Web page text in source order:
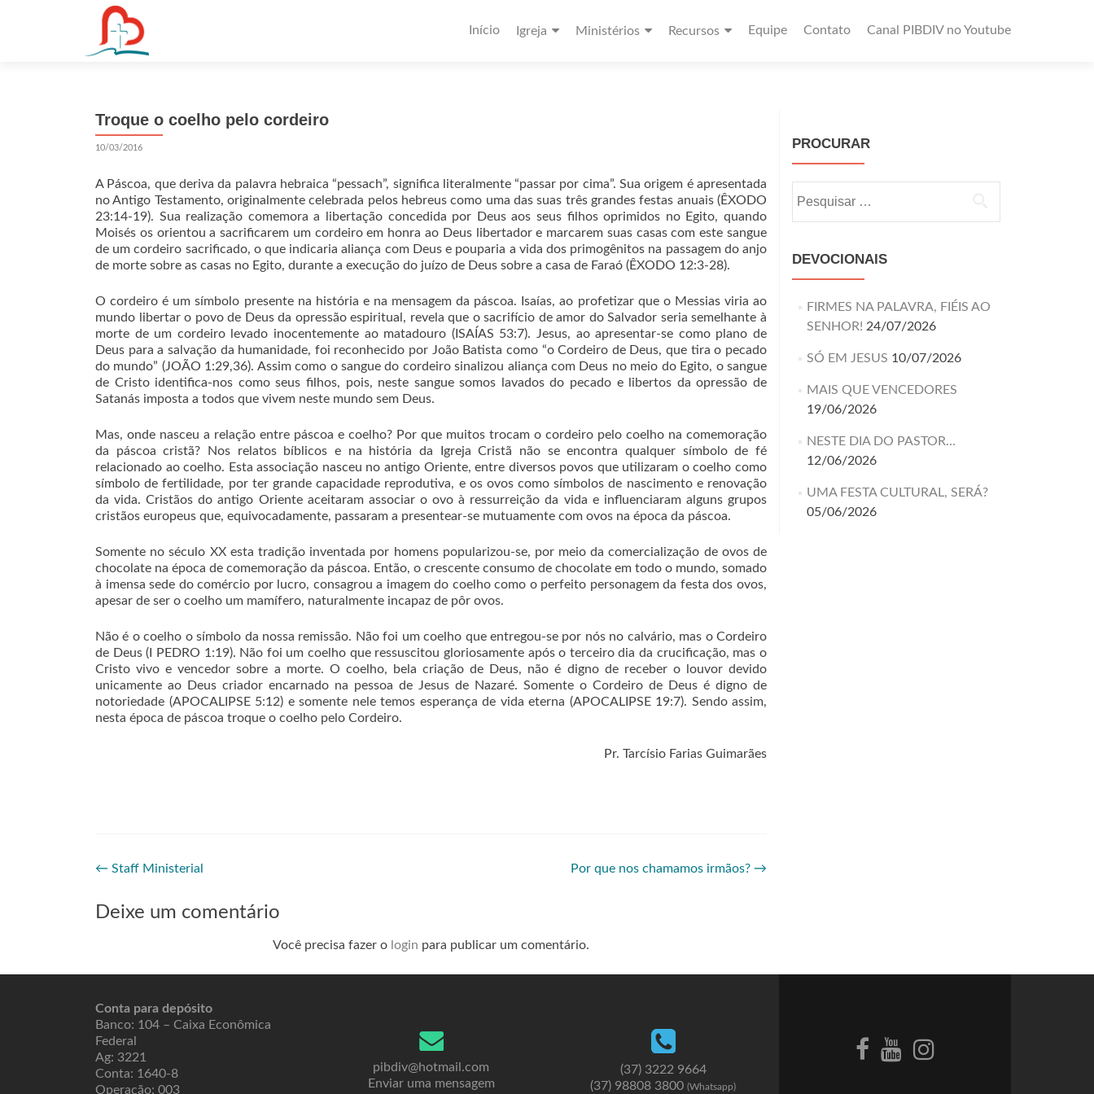
Início Igreja Ministérios Recursos Equipe Contato Canal PIBDIV no Youtube
Troque o coelho pelo cordeiro
10/03/2016
A Páscoa, que deriva da palavra hebraica “pessach”, significa literalmente “passar por cima”. Sua origem é apresentada
no Antigo Testamento, originalmente celebrada pelos hebreus como uma das suas três grandes festas anuais (ÊXODO
23:14-19). Sua realização comemora a libertação concedida por Deus aos seus filhos oprimidos no Egito, quando
Moisés os orientou a sacrificarem um cordeiro em honra ao Deus libertador e marcarem suas casas com este sangue
de um cordeiro sacrificado, o que indicaria aliança com Deus e pouparia a vida dos primogênitos na passagem do anjo
de morte sobre as casas no Egito, durante a execução do juízo de Deus sobre a casa de Faraó (ÊXODO 12:3-28).
O cordeiro é um símbolo presente na história e na mensagem da páscoa. Isaías, ao profetizar que o Messias viria ao
mundo libertar o povo de Deus da opressão espiritual, revela que o sacrifício de amor do Salvador seria semelhante à
morte de um cordeiro levado inocentemente ao matadouro (ISAÍAS 53:7). Jesus, ao apresentar-se como plano de
Deus para a salvação da humanidade, foi reconhecido por João Batista como “o Cordeiro de Deus, que tira o pecado
do mundo” (JOÃO 1:29,36). Assim como o sangue do cordeiro sinalizou aliança com Deus no meio do Egito, o sangue
de Cristo identifica-nos como seus filhos, pois, neste sangue somos lavados do pecado e libertos da opressão de
Satanás imposta a todos que vivem neste mundo sem Deus.
Mas, onde nasceu a relação entre páscoa e coelho? Por que muitos trocam o cordeiro pelo coelho na comemoração
da páscoa cristã? Nos relatos bíblicos e na história da Igreja Cristã não se encontra qualquer símbolo de fé
relacionado ao coelho. Esta associação nasceu no antigo Oriente, entre diversos povos que utilizaram o coelho como
símbolo de fertilidade, por ter grande capacidade reprodutiva, e os ovos como símbolos de nascimento e renovação
da vida. Cristãos do antigo Oriente aceitaram associar o ovo à ressurreição da vida e influenciaram alguns grupos
cristãos europeus que, equivocadamente, passaram a presentear-se mutuamente com ovos na época da páscoa.
Somente no século XX esta tradição inventada por homens popularizou-se, por meio da comercialização de ovos de
chocolate na época de comemoração da páscoa. Então, o crescente consumo de chocolate em todo o mundo, somado
à imensa sede do comércio por lucro, consagrou a imagem do coelho como o perfeito personagem da festa dos ovos,
apesar de ser o coelho um mamífero, naturalmente incapaz de pôr ovos.
Não é o coelho o símbolo da nossa remissão. Não foi um coelho que entregou-se por nós no calvário, mas o Cordeiro
de Deus (I PEDRO 1:19). Não foi um coelho que ressuscitou gloriosamente após o terceiro dia da crucificação, mas o
Cristo vivo e vencedor sobre a morte. O coelho, bela criação de Deus, não é digno de receber o louvor devido
unicamente ao Deus criador encarnado na pessoa de Jesus de Nazaré. Somente o Cordeiro de Deus é digno de
notoriedade (APOCALIPSE 5:12) e somente nele temos esperança de vida eterna (APOCALIPSE 19:7). Sendo assim,
nesta época de páscoa troque o coelho pelo Cordeiro.
Pr. Tarcísio Farias Guimarães
← Staff Ministerial Por que nos chamamos irmãos? →
Deixe um comentário
Você precisa fazer o login para publicar um comentário.
PROCURAR
DEVOCIONAIS
FIRMES NA PALAVRA, FIÉIS AO
SENHOR! 24/07/2026
SÓ EM JESUS 10/07/2026
MAIS QUE VENCEDORES
19/06/2026
NESTE DIA DO PASTOR…
12/06/2026
UMA FESTA CULTURAL, SERÁ?
05/06/2026
Conta para depósito
Banco: 104 – Caixa Econômica
Federal
Ag: 3221
Conta: 1640-8
Operação: 003
pibdiv@hotmail.com
Enviar uma mensagem
(37) 3222 9664
(37) 98808 3800 (Whatsapp)